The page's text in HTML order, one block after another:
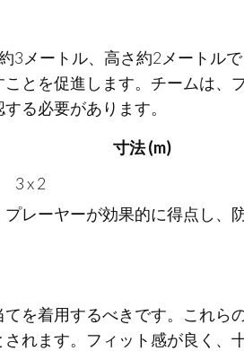
3メートル、高さ約2メートルで
とを促進します。チームは、
る必要があります。
寸法 (m)
3 x 2
レーヤーが効果的に得点し、
を着用するべきです。これら
れます。フィット感が良く、